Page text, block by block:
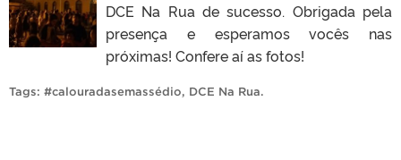
DCE Na Rua de sucesso. Obrigada pela
presença e esperamos vocês nas
próximas! Confere aí as fotos!
Tags: #calouradasemassédio, DCE Na Rua.